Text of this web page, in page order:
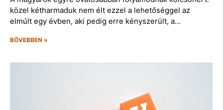
közel kétharmaduk nem élt ezzel a lehetőséggel az
elmúlt egy évben, aki pedig erre kényszerült, a…
BŐVEBBEN »